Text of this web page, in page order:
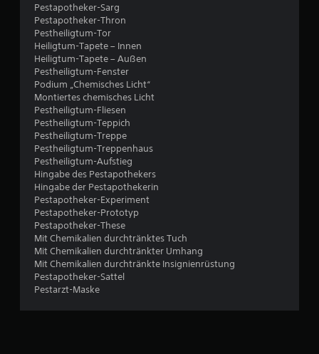
Pestapotheker-Sarg
Pestapotheker-Thron
Pestheiligtum-Tor
Heiligtum-Tapete – Innen
Heiligtum-Tapete – Außen
Pestheiligtum-Fenster
Podium „Chemisches Licht“
Montiertes chemisches Licht
Pestheiligtum-Fliesen
Pestheiligtum-Teppich
Pestheiligtum-Treppe
Pestheiligtum-Treppenhaus
Pestheiligtum-Aufstieg
Hingabe des Pestapothekers
Hingabe der Pestapothekerin
Pestapotheker-Experiment
Pestapotheker-Prototyp
Pestapotheker-These
Mit Chemikalien durchtränktes Tuch
Mit Chemikalien durchtränkter Umhang
Mit Chemikalien durchtränkte Insignienrüstung
Pestapotheker-Sattel
Pestarzt-Maske